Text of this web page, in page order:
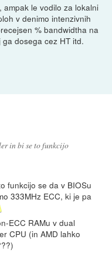
ampak le vodilo za lokalni
v denimo intenzivnih
% bandwidtha na
dosega cez HT itd.
in bi se to funkcijo
funkcijo se da v BIOSu
333MHz ECC, ki je pa
ECC RAMu v dual
CPU (in AMD lahko